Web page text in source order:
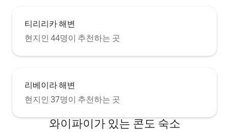
티리리카 해변
현지인 44명이 추천하는 곳
리베이라 해변
현지인 37명이 추천하는 곳
와이파이가 있는 콘도 숙소